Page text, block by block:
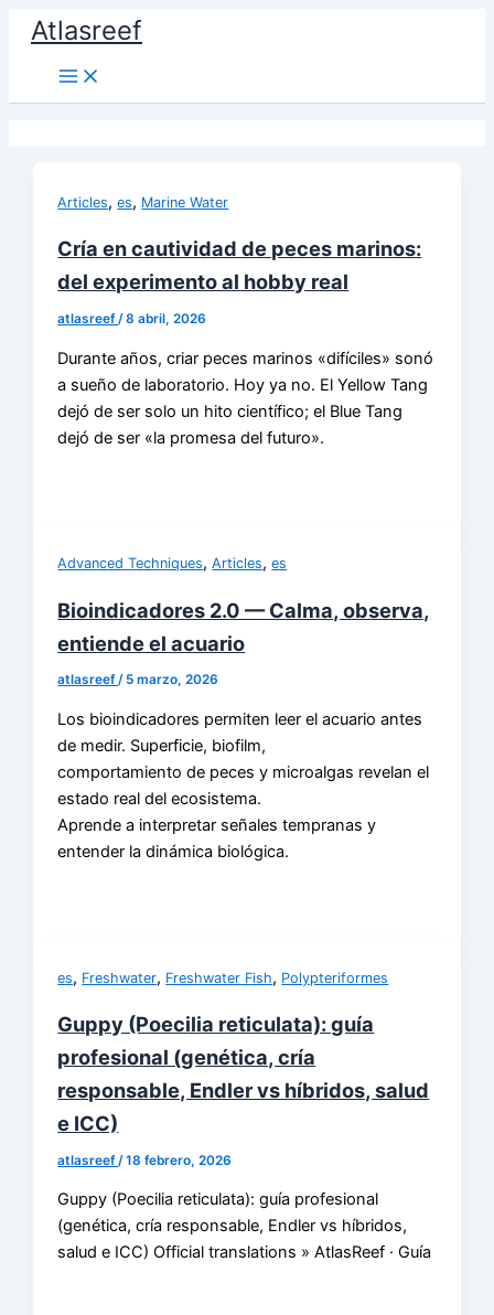
contenido
Atlasreef
Articles,es, Marine Water
Cría en cautividad de peces marinos:
del experimento al hobby real
atlasreef/8 abril, 2026
Durante años, criar peces marinos «difíciles» sonó
a sueño de laboratorio. Hoy ya no. El Yellow Tang
dejó de ser solo un hito científico; el Blue Tang
dejó de ser «la promesa del futuro».
Advanced Techniques,Articles,es
Bioindicadores 2.0 — Calma, observa,
entiende el acuario
atlasreef/ 5 marzo, 2026
Los bioindicadores permiten leer el acuario antes
de medir. Superficie, biofilm,
comportamiento de peces y microalgas revelan el
estado real del ecosistema.
Aprende a interpretar señales tempranas y
entender la dinámica biológica.
es, Freshwater, Freshwater Fish, Polypteriformes
Guppy (Poecilia reticulata): guía
profesional (genética, cría
responsable, Endler vs híbridos, salud
e ICC)
atlasreef /18 febrero, 2026
Guppy (Poecilia reticulata): guía profesional
(genética, cría responsable, Endler vs híbridos,
salud e ICC) Official translations » AtlasReef · Guía